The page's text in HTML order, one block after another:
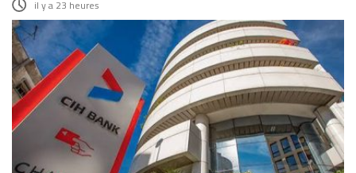
il y a 23 heures